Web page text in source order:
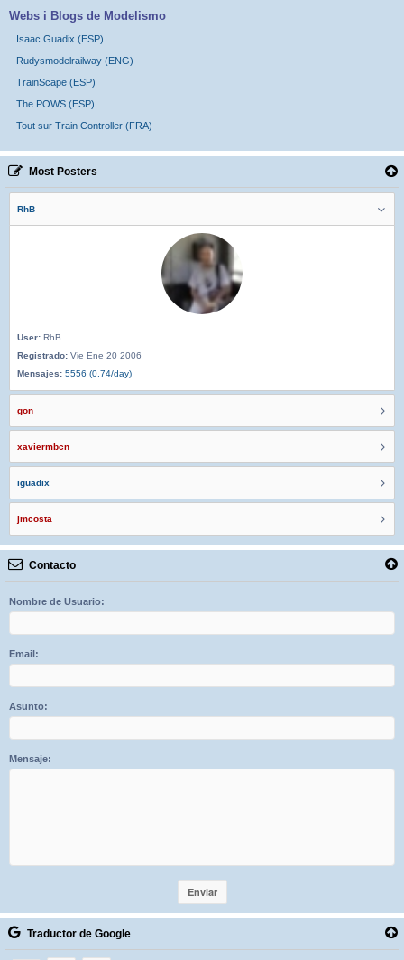
Webs i Blogs de Modelismo
Isaac Guadix (ESP)
Rudysmodelrailway (ENG)
TrainScape (ESP)
The POWS (ESP)
Tout sur Train Controller (FRA)
Most Posters
RhB
User: RhB
Registrado: Vie Ene 20 2006
Mensajes: 5556 (0.74/day)
gon
xaviermbcn
iguadix
jmcosta
Contacto
Nombre de Usuario:
Email:
Asunto:
Mensaje:
Traductor de Google